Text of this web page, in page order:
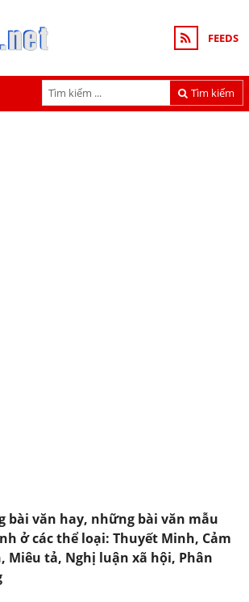
FEEDS
Tìm kiếm
bài văn hay, những bài văn mẫu
ở các thể loại: Thuyết Minh, Cảm
Miêu tả, Nghị luận xã hội, Phân